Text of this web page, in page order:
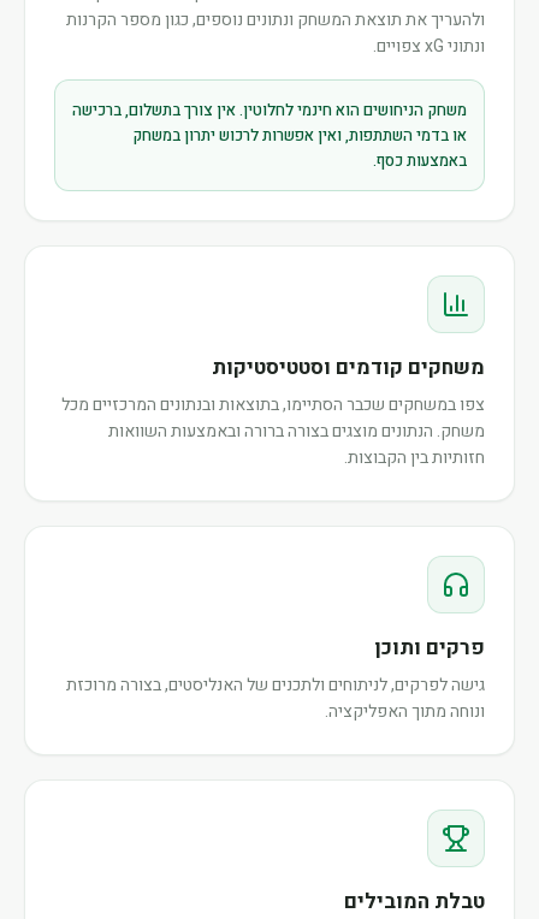
ולהעריך את תוצאת המשחק ונתונים נוספים, כגון מספר הקרנות
ונתוני xG צפויים.
משחק הניחושים הוא חינמי לחלוטין. אין צורך בתשלום, ברכישה
או בדמי השתתפות, ואין אפשרות לרכוש יתרון במשחק
באמצעות כסף.
משחקים קודמים וסטטיסטיקות
צפו במשחקים שכבר הסתיימו, בתוצאות ובנתונים המרכזיים מכל
משחק. הנתונים מוצגים בצורה ברורה ובאמצעות השוואות
חזותיות בין הקבוצות.
פרקים ותוכן
גישה לפרקים, לניתוחים ולתכנים של האנליסטים, בצורה מרוכזת
ונוחה מתוך האפליקציה.
טבלת המובילים